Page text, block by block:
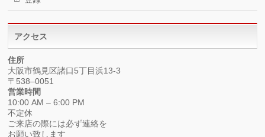
アクセス
住所
大阪市鶴見区諸口5丁目浜13-3
〒538–0051
営業時間
10:00 AM – 6:00 PM
不定休
ご来店の際には必ず連絡を
お願い致します